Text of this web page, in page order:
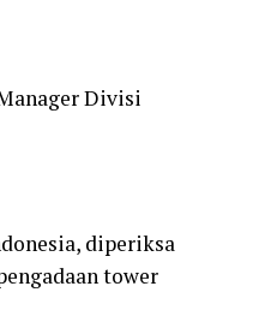
Divisi
diperiksa
tower